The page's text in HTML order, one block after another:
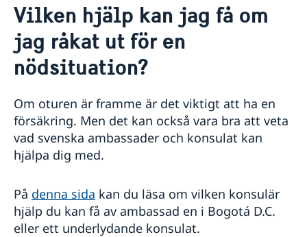
Boka tid för intervjuer
Om oss
Lediga tjänster
Dataskyddspolicy för utlandsmyndigheterna
Så stöttar vi svenska företag
Vi är en resurs för svenska företag
Så kan du få stöd
Svenska företag i Colombia
Svenska företag i Ecuador
Anmäl handelshinder
Utvecklingssamarbete
Det regionala utvecklingssamarbetet i Latinamerika
Vilken hjälp kan jag få om
jag råkat ut för en
nödsituation?
Om oturen är framme är det viktigt att ha en
försäkring. Men det kan också vara bra att veta
vad svenska ambassader och konsulat kan
hjälpa dig med.
På denna sida kan du läsa om vilken konsulär
hjälp du kan få av ambassad en i Bogotá D.C.
eller ett underlydande konsulat.